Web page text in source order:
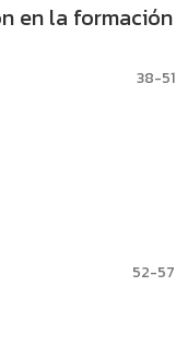
en la formación
38-51
52-57